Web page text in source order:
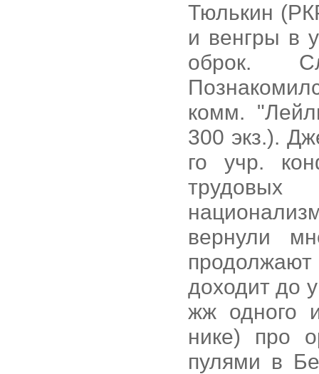
Тюлькин
и венгры в
оброк.
комм.
300 экз.).
го учр.
вернули
доходит до
жж одного
нике) про
пулями в